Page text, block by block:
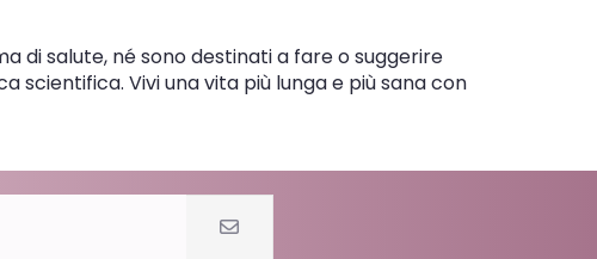
di salute, né sono destinati a fare o suggerire
scientifica. Vivi una vita più lunga e più sana con